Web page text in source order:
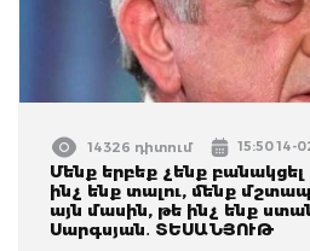
14326 դիտում 15:50 14-
Մենք երբեք չենք
ինչ ենք տալու, մենք
այն մասին, թե ինչ ենք
Սարգսյան․ ՏԵՍԱՆՅՈՒԹ